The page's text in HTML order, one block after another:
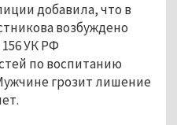
добавила, что в
возбуждено
УК РФ
по воспитанию
грозит лишение